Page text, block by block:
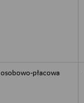
osobowo-płacowa